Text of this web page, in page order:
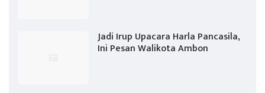
Jadi Irup Upacara Harla Pancasila,
Ini Pesan Walikota Ambon